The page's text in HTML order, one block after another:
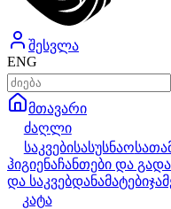
შესვლა
ENG
მთავარი
ძაღლი
საკვებისასუსნაო
ჰიგიენაჩანთები და
და საკვებდანამატები
კატა